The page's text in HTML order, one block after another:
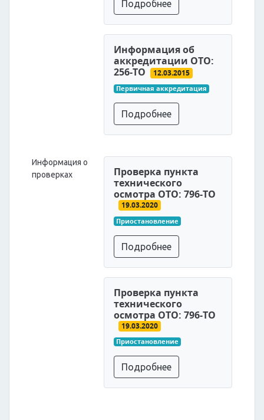
Подробнее
Информация об
аккредитации ОТО:
256-ТО
12.03.2015
Первичная аккредитация
Подробнее
Информация о
проверках
Проверка пункта
технического
осмотра ОТО: 796-ТО
19.03.2020
Приостановление
Подробнее
Проверка пункта
технического
осмотра ОТО: 796-ТО
19.03.2020
Приостановление
Подробнее